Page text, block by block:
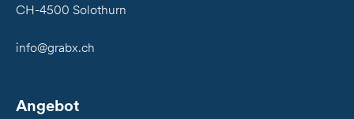
CH-4500 Solothurn
info@grabx.ch
Angebot